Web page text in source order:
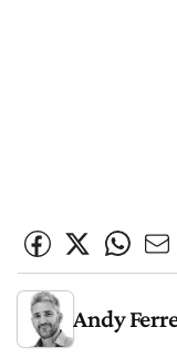
Andy